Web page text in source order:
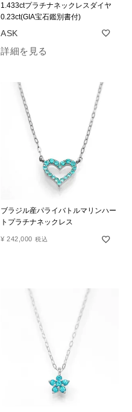
1.433ctプラチナネックレスダイヤ
0.23ct(GIA宝石鑑別書付)
詳細を見る
ブラジル産パライバトルマリンハー
トプラチナネックレス
¥ 242,000 税込